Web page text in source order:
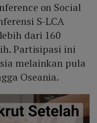
on Social
S-LCA
dari 160
Partisipasi ini
melainkan pula
Oseania.